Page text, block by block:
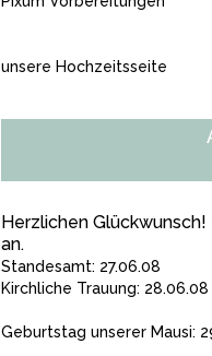
unsere Hochzeitsseite
Herzlichen
an.
Standesamt: 27.06.08
Kirchliche Trauung: 28.06.08
Geburtstag unserer Mausi: